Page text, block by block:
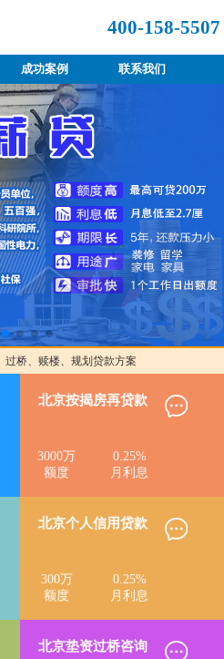
400-158-5507
成功案例 联系我们
过桥、赎楼、规划贷款方案
北京按揭房再贷款
3000万
额度
0.25%
月利息
北京个人信用贷款
300万
额度
0.25%
月利息
北京垫资过桥咨询